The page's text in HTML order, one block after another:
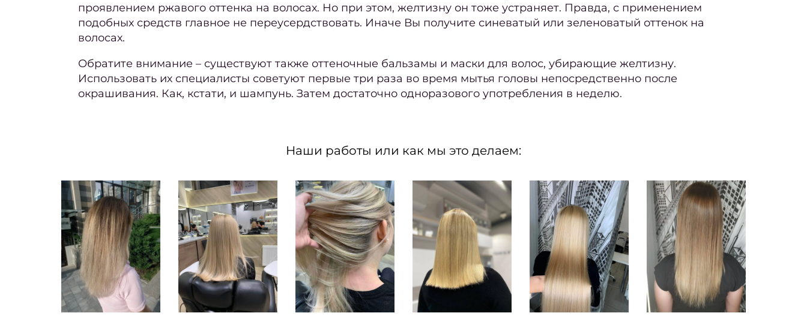
проявлением ржавого оттенка на волосах. Но при этом, желтизну он тоже устраняет. Правда, с применением
подобных средств главное не переусердствовать. Иначе Вы получите синеватый или зеленоватый оттенок на
волосах.
Обратите внимание – существуют также оттеночные бальзамы и маски для волос, убирающие желтизну.
Использовать их специалисты советуют первые три раза во время мытья головы непосредственно после
окрашивания. Как, кстати, и шампунь. Затем достаточно одноразового употребления в неделю.
Наши работы или как мы это делаем: